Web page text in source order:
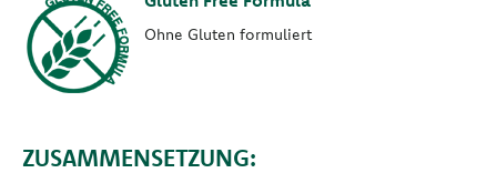
Ohne Gluten formuliert
ZUSAMMENSETZUNG: